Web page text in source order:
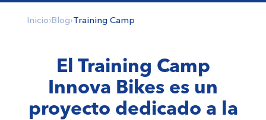
Inicio›Blog›Training Camp
El Training Camp
Innova Bikes es un
proyecto dedicado a la